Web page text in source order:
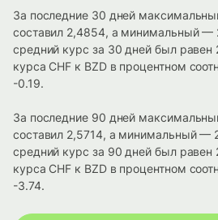
За последние 30 дней
составил 2,4854, а минимальный —
средний курс за 30 дней был
курса CHF к BZD в процентном
-0.19.
За последние 90 дней
составил 2,5714, а минимальный —
средний курс за 90 дней был
курса CHF к BZD в процентном
-3.74.